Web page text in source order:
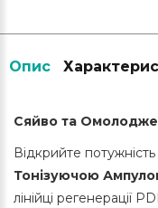
Опис
Сяйво та
Відкрийте
Тонізуючою
лінійці регенерації